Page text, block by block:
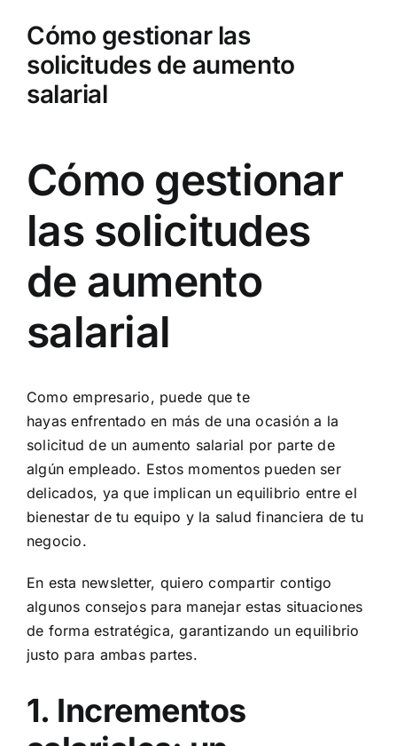
Cómo gestionar las
solicitudes de aumento
salarial
Cómo gestionar
las solicitudes
de aumento
salarial
Como empresario, puede que te
hayas enfrentado en más de una ocasión a la
solicitud de un aumento salarial por parte de
algún empleado. Estos momentos pueden ser
delicados, ya que implican un equilibrio entre el
bienestar de tu equipo y la salud financiera de tu
negocio.
En esta newsletter, quiero compartir contigo
algunos consejos para manejar estas situaciones
de forma estratégica, garantizando un equilibrio
justo para ambas partes.
1. Incrementos